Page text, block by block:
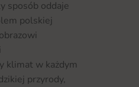
sposób oddaje
polskiej
klimat w każdym
przyrody,